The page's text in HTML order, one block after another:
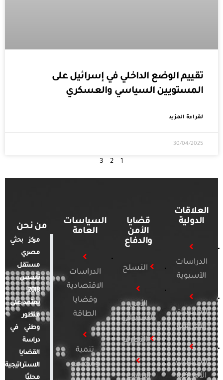
تقييم الوضع الداخلي في إسرائيل على
المستويين السياسي والعسكري
لقراءة المزيد
30/04/2025
1
2
3
العلاقات
الدولية
الدراسات
الآسيوية
الدراسات
الأفريقية
الدراسات
الأمريكية
قضايا
الأمن
والدفاع
التسلح
الأمن
السيبراني
التطرف
الإرهاب
السياسات
العامة
الدراسات
الاقتصادية
وقضايا
الطاقة
تنمية
ومجتمع
من نحن
مركز بحثي
مصري
مستقل
تأسس
2018.
يعتمد على
منظور
وطني في
دراسة
القضايا
الاستراتيجية
محليًا